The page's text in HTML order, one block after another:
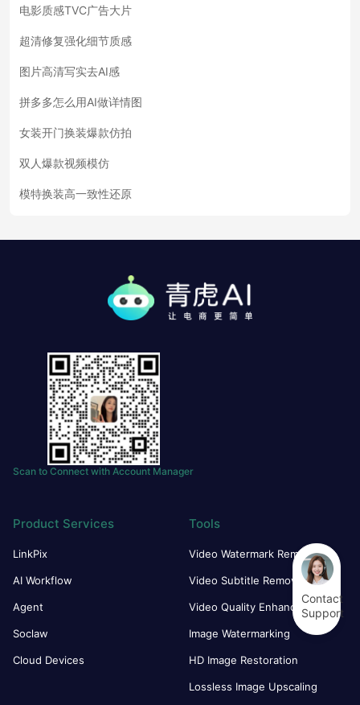
电影质感TVC广告大片
超清修复强化细节质感
图片高清写实去AI感
拼多多怎么用AI做详情图
女装开门换装爆款仿拍
双人爆款视频模仿
模特换装高一致性还原
Scan to Connect with Account Manager
Product Services
LinkPix
AI Workflow
Agent
Soclaw
Cloud Devices
Tools
Video Watermark Remover
Video Subtitle Remover
Video Quality Enhancer
Image Watermarking
HD Image Restoration
Lossless Image Upscaling
Contact
Support